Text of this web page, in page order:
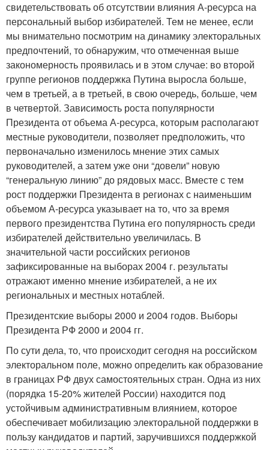
свидетельствовать об отсутствии влияния А-ресурса на
персональный выбор избирателей. Тем не менее, если
мы внимательно посмотрим на динамику электоральных
предпочтений, то обнаружим, что отмеченная выше
закономерность проявилась и в этом случае: во второй
группе регионов поддержка Путина выросла больше,
чем в третьей, а в третьей, в свою очередь, больше, чем
в четвертой. Зависимость роста популярности
Президента от объема А-ресурса, которым располагают
местные руководители, позволяет предположить, что
первоначально изменилось мнение этих самых
руководителей, а затем уже они “довели” новую
“генеральную линию” до рядовых масс. Вместе с тем
рост поддержки Президента в регионах с наименьшим
объемом А-ресурса указывает на то, что за время
первого президентства Путина его популярность среди
избирателей действительно увеличилась. В
значительной части российских регионов
зафиксированные на выборах 2004 г. результаты
отражают именно мнение избирателей, а не их
региональных и местных нотаблей.
Президентские выборы 2000 и 2004 годов. Выборы
Президента РФ 2000 и 2004 гг.
По сути дела, то, что происходит сегодня на российском
электоральном поле, можно определить как образование
в границах РФ двух самостоятельных стран. Одна из них
(порядка 15-20% жителей России) находится под
устойчивым административным влиянием, которое
обеспечивает мобилизацию электоральной поддержки в
пользу кандидатов и партий, заручившихся поддержкой